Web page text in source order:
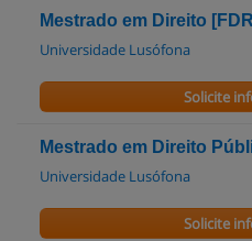
Mestrado em Direito
Universidade Lusófona
Solicite
Mestrado em Direito
Universidade Lusófona
Solicite